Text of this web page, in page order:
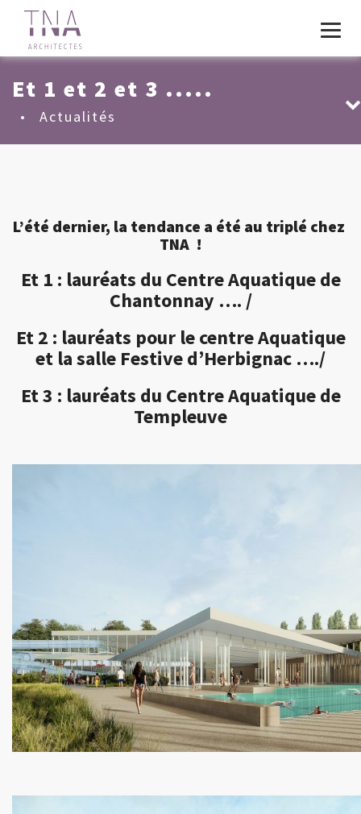
Et 1 et 2 et 3 .....
• Actualités
L’été dernier, la tendance a été au triplé chez
TNA !
Et 1 : lauréats du Centre Aquatique de
Chantonnay …. /
Et 2 : lauréats pour le centre Aquatique
et la salle Festive d’Herbignac …./
Et 3 : lauréats du Centre Aquatique de
Templeuve